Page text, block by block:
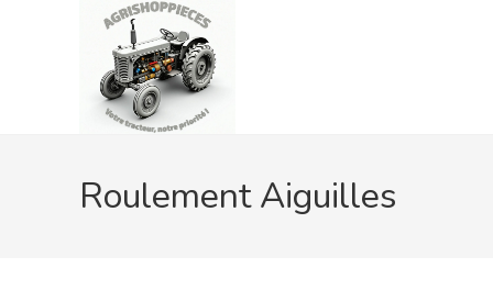
Roulement Aiguilles